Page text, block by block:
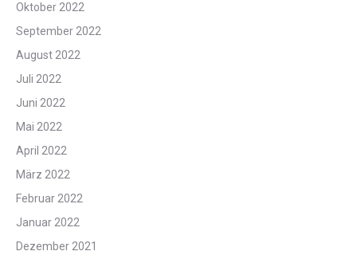
Oktober 2022
September 2022
August 2022
Juli 2022
Juni 2022
Mai 2022
April 2022
März 2022
Februar 2022
Januar 2022
Dezember 2021